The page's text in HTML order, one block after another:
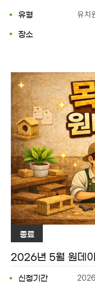
유형 유치
장소
종료
2026년 5월 원데
신청기간